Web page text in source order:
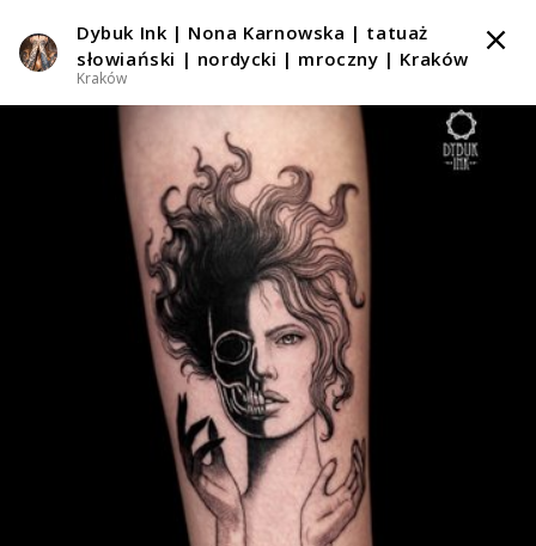
TATTOOARTIST
Dybuk Ink | Nona Karnowska | tatuaż słowiański |
nordycki | mroczny | Kraków
Kraków
Styl tatuażu: Black & Grey / Blackwork / Blackout / Dotwork /
Graficzny / Sketch / Grawiura / Ryciny
WIADOMOŚĆ
WZORY TATTOO LIFE
Dybuk Ink | Nona Karnowska | tatuaż
słowiański | nordycki | mroczny | Kraków
Kraków